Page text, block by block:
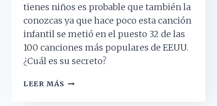
tienes niños es probable que también la
conozcas ya que hace poco esta canción
infantil se metió en el puesto 32 de las
100 canciones más populares de EEUU.
¿Cuál es su secreto?
LEER MÁS ¿POR